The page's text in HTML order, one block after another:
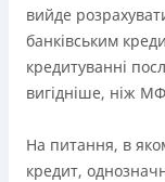
Погашення
Онлайн (через
Через
Ліцензія НБУ
Вся інформація
вийде
банківським
кредитуванні
вигідніше, ніж
На питання, в
кредит,